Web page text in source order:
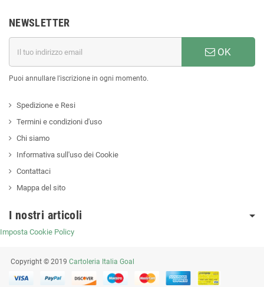
NEWSLETTER
OK
Puoi annullare l'iscrizione in ogni momento.
Spedizione e Resi
Termini e condizioni d'uso
Chi siamo
Informativa sull'uso dei Cookie
Contattaci
Mappa del sito
I nostri articoli
Imposta Cookie Policy
Copyright © 2019 Cartoleria Italia Goal